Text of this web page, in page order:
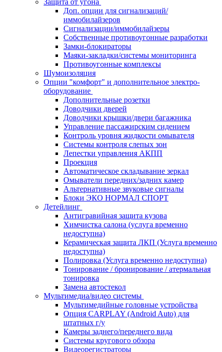
Защита от угона
Доп. опции для сигнализаций/
иммобилайзеров
Сигнализации/иммобилайзеры
Собственные противоугонные разработки
Замки-блокираторы
Маяки-закладки/системы мониторинга
Противоугонные комплексы
Шумоизоляция
Опции "комфорт" и дополнительное электро-
оборудование
Дополнительные розетки
Доводчики дверей
Доводчики крышки/двери багажника
Управление пассажирским сидением
Контроль уровня жидкости омывателя
Системы контроля слепых зон
Лепестки управления АКПП
Проекция
Автоматическое складывание зеркал
Омыватели передних/задних камер
Альтернативные звуковые сигналы
Блоки ЭКО НОРМАЛ СПОРТ
Детейлинг
Антигравийная защита кузова
Химчистка салона (услуга временно
недоступна)
Керамическая защита ЛКП (Услуга временно
недоступна)
Полировка (Услуга временно недоступна)
Тонирование / бронирование / атермальная
тонировка
Замена автостекол
Мультимедиа/видео системы
Мультимедийные головные устройства
Опция CARPLAY (Android Auto) для
штатных г/у
Камеры заднего/переднего вида
Системы кругового обзора
Видеорегистраторы